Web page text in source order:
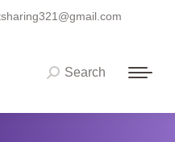
Search:
Search